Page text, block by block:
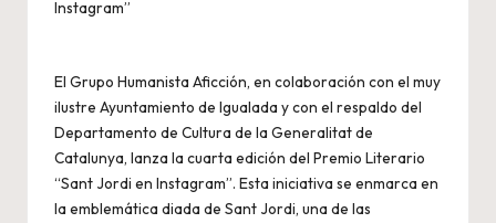
El Grupo Humanista Aficción, en colaboración con el muy
ilustre Ayuntamiento de Igualada y con el respaldo del
Departamento de Cultura de la Generalitat de
Catalunya, lanza la cuarta edición del Premio Literario
“Sant Jordi en Instagram”. Esta iniciativa se enmarca en
la emblemática diada de Sant Jordi, una de las